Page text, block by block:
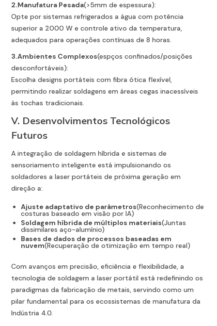
2.Manufatura Pesada(>5mm de espessura):
Opte por sistemas refrigerados a água com potência
superior a 2000 W e controle ativo da temperatura,
adequados para operações contínuas de 8 horas.
3.Ambientes Complexos(espços confinados/posições
desconfortáveis):
Escolha designs portáteis com fibra ótica flexível,
permitindo realizar soldagens em áreas cegas inacessíveis
às tochas tradicionais.
V. Desenvolvimentos Tecnológicos
Futuros
A integração de soldagem híbrida e sistemas de
sensoriamento inteligente está impulsionando os
soldadores a laser portáteis de próxima geração em
direção a:
Ajuste adaptativo de parâmetros(Reconhecimento de
costuras baseado em visão por IA)
Soldagem híbrida de múltiplos materiais(Juntas
dissimilares aço-alumínio)
Bases de dados de processos baseadas em
nuvem(Recuperação de otimização em tempo real)
Com avanços em precisão, eficiência e flexibilidade, a
tecnologia de soldagem a laser portátil está redefinindo os
paradigmas da fabricação de metais, servindo como um
pilar fundamental para os ecossistemas de manufatura da
Indústria 4.0.